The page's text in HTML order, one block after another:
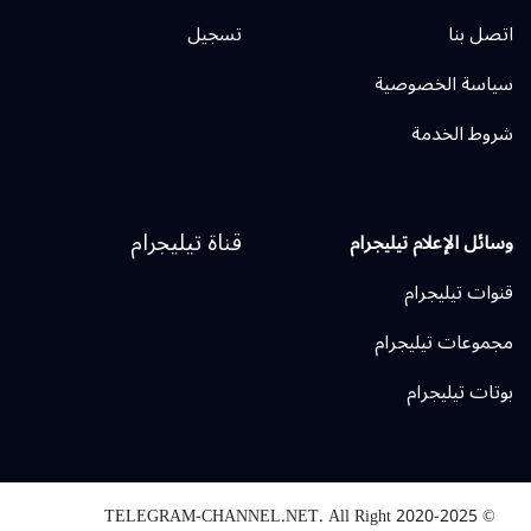
بنا
الخصوصية
الخدمة
تسجيل
الإعلام تيليجرام
تيليجرام
تيليجرام
تيليجرام
قناة تيليجرام
TELEGRAM-CHANNEL.NET.All Right